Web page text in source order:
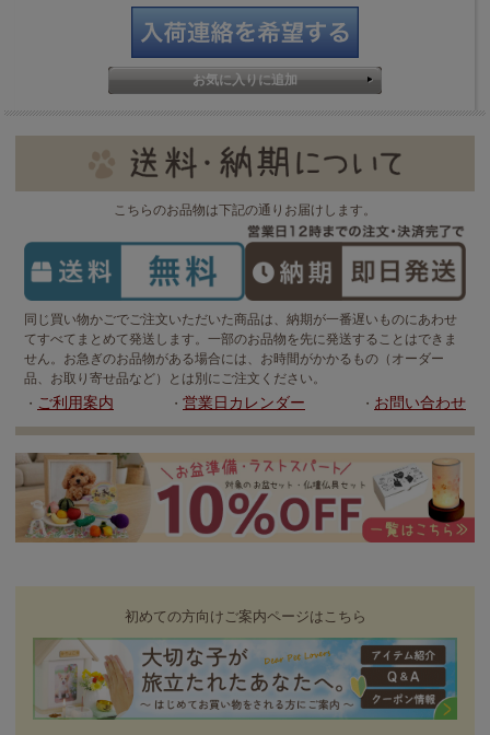
こちらのお品物は下記の通りお届けします。
同じ買い物かごでご注文いただいた商品は、納期が一番遅いものにあわせ
てすべてまとめて発送します。一部のお品物を先に発送することはできま
せん。お急ぎのお品物がある場合には、お時間がかかるもの（オーダー
品、お取り寄せ品など）とは別にご注文ください。
・ ご利用案内 ・ 営業日カレンダー ・ お問い合わせ
初めての方向けご案内ページはこちら